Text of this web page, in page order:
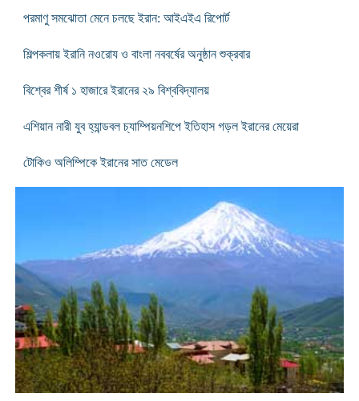
পরমাণু সমঝোতা মেনে চলছে ইরান: আইএইএ রিপোর্ট
শিল্পকলায় ইরানি নওরোয ও বাংলা নববর্ষের অনুষ্ঠান শুক্রবার
বিশ্বের শীর্ষ ১ হাজারে ইরানের ২৯ বিশ্ববিদ্যালয়
এশিয়ান নারী যুব হ্যান্ডবল চ্যাম্পিয়নশিপে ইতিহাস গড়ল ইরানের মেয়েরা
টোকিও অলিম্পিকে ইরানের সাত মেডেল